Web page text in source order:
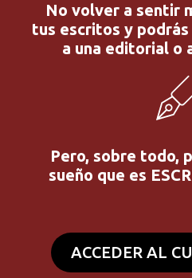
No volver a sentir
tus escritos y
a una editorial o
Pero, sobre todo,
sueño que es
ACCEDER AL